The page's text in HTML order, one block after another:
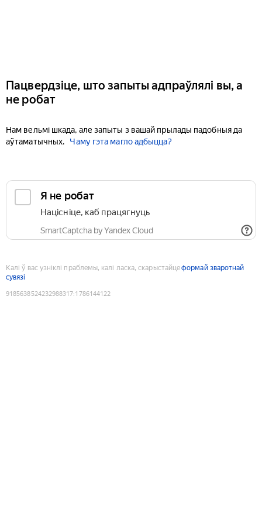
Пацвердзіце, што запыты адпраўлялі вы, а
не робат
Нам вельмі шкада, але запыты з вашай прылады падобныя да
аўтаматычных.
Чаму гэта магло адбыцца?
Я не робат
Націсніце, каб працягнуць
SmartCaptcha by Yandex Cloud
Калі ў вас узніклі праблемы, калі ласка, скарыстайцеформай зваротнай
сувязі
9185638524232988317:1786144122